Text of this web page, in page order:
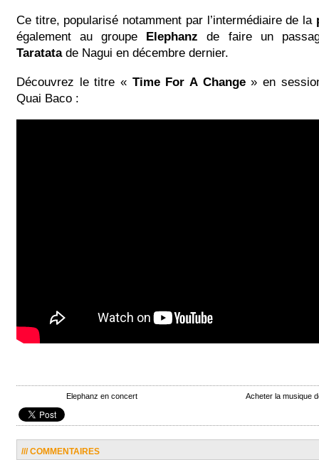
Ce titre, popularisé notamment par l’intermédiaire de la
également au groupe Elephanz de faire un
Taratatade Nagui en décembre dernier.
Découvrez le titre « Time For A Change» en
Quai Baco :
Elephanz en concert Acheter la musique
/// COMMENTAIRES